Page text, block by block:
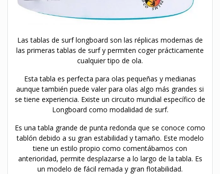
Las tablas de surf longboard son las réplicas modernas de
las primeras tablas de surf y permiten coger prácticamente
cualquier tipo de ola.
Esta tabla es perfecta para olas pequeñas y medianas
aunque también puede valer para olas algo más grandes si
se tiene experiencia. Existe un circuito mundial específico de
Longboard como modalidad de surf.
Es una tabla grande de punta redonda que se conoce como
tablón debido a su gran estabilidad y tamaño. Este modelo
tiene un estilo propio como comentábamos con
anterioridad, permite desplazarse a lo largo de la tabla. Es
un modelo de fácil remada y gran flotabilidad.